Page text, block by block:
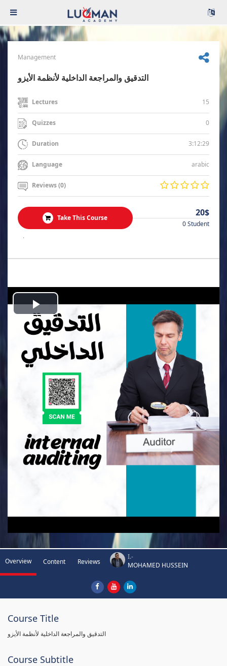
Management
التدقيق والمراجعة الداخلية لأنظمة الأيزو
Lectures 15
Quizzes 0
Duration 3:12:29
Language arabic
Reviews (0)
Take This Course 20$
0 Student
.
Play
Video
Overview Content Reviews
I.-
MOHAMED HUSSEIN
Course Title
التدقيق والمراجعة الداخلية لأنظمة الأيزو
Course Subtitle